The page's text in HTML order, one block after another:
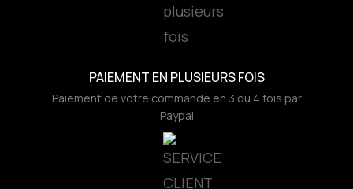
PAIEMENT EN PLUSIEURS FOIS
Paiement de votre commande en 3 ou 4 fois par
Paypal